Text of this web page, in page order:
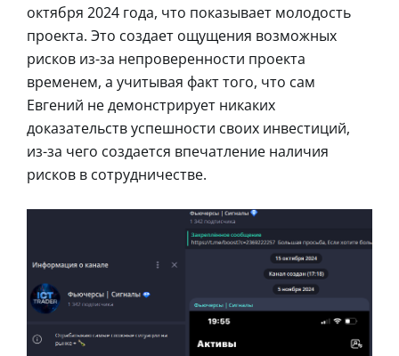
октября 2024 года, что показывает молодость
проекта. Это создает ощущения возможных
рисков из-за непроверенности проекта
временем, а учитывая факт того, что сам
Евгений не демонстрирует никаких
доказательств успешности своих инвестиций,
из-за чего создается впечатление наличия
рисков в сотрудничестве.